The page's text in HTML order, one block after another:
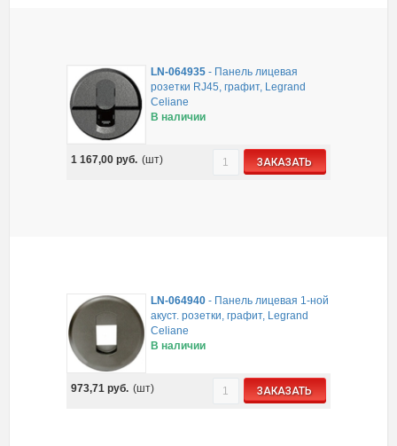
LN-064935 - Панель лицевая
розетки RJ45, графит, Legrand
Celiane
В наличии
1 167,00руб. (шт) ЗАКАЗАТЬ
LN-064940 - Панель лицевая 1-ной
акуст. розетки, графит, Legrand
Celiane
В наличии
973,71руб. (шт) ЗАКАЗАТЬ